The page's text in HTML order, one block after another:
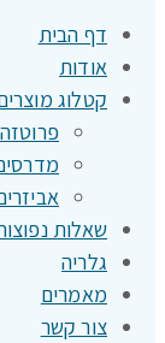
דף הבית
אודות
קטלוג
שאלות
גלריה
מאמרים
צור קשר